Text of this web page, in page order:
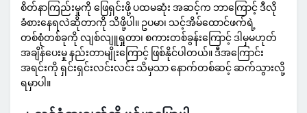
စိတ်နာကြည်းမှုကို ဖြေရှင်းဖို့ ပထမဆုံး အဆင့်က ဘာကြောင့် ဒီလို
ခံစားနေရလဲဆိုတာကို သိဖို့ပါ။ ဥပမာ၊ သင့်အိမ်ထောင်ဖက်ရဲ့
တစ်စုံတစ်ခုကို လျစ်လျူရှုတာ၊ စကားတစ်ခွန်းကြောင့် ဒါမှမဟုတ်
အချိန်ပေးမှု နည်းတာမျိုးကြောင့် ဖြစ်နိုင်ပါတယ်။ ဒီအကြောင်း
အရင်းကို ရှင်းရှင်းလင်းလင်း သိမှသာ နောက်တစ်ဆင့် ဆက်သွားလို့
ရမှာပါ။